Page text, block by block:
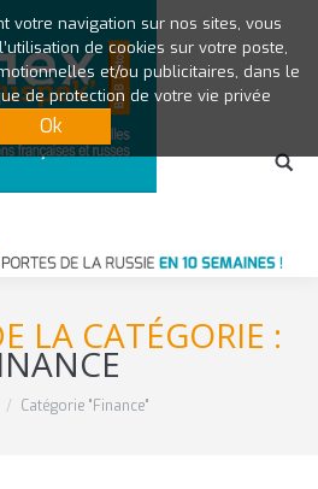
LA CATÉGORIE :
Catégorie "Finance"
votre navigation sur nos sites, vous
de cookies sur votre poste,
et/ou publicitaires, dans le
de protection de votre vie privée
Ok